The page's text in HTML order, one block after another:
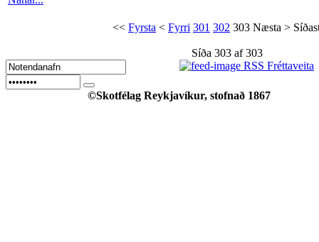
<< Fyrsta < Fyrri 301 302 303 Næsta >
Síða 303 af 303
RSS Fréttaveita
©Skotfélag Reykjavíkur, stofnað 1867